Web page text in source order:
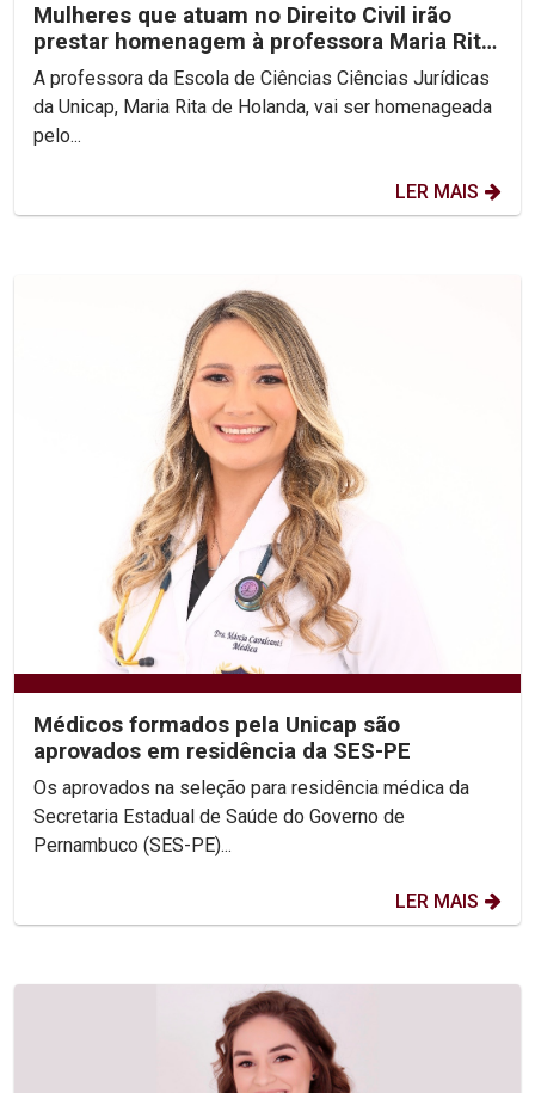
Mulheres que atuam no Direito Civil irão
prestar homenagem à professora Maria Rita
de Holanda
A professora da Escola de Ciências Ciências Jurídicas
da Unicap, Maria Rita de Holanda, vai ser homenageada
pelo...
LER MAIS
Médicos formados pela Unicap são
aprovados em residência da SES-PE
Os aprovados na seleção para residência médica da
Secretaria Estadual de Saúde do Governo de
Pernambuco (SES-PE)...
LER MAIS